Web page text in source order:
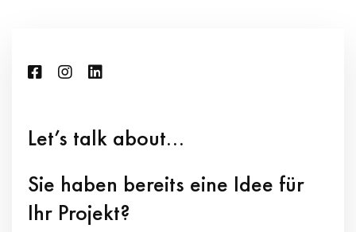
Let’s talk about...
Sie haben bereits eine Idee für
Ihr Projekt?